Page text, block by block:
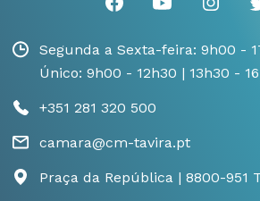
Segunda a Sexta-feira: 9h00 -
Único: 9h00 - 12h30 | 13h30 -
+351 281 320 500
camara@cm-tavira.pt
Praça da República | 8800-951